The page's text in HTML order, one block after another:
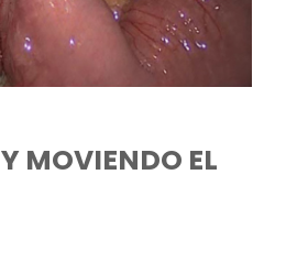
MOVIENDO EL